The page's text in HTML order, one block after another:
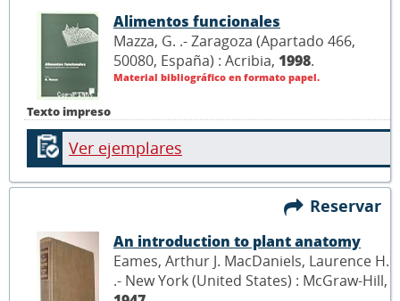
Texto impreso
Alimentos funcionales
Mazza, G. .- Zaragoza (Apartado 466,
50080, España) : Acribia, 1998.
Material bibliográfico en formato papel.
Ver ejemplares
Reservar
An introduction to plant anatomy
Eames, Arthur J. MacDaniels, Laurence H.
.- New York (United States) : McGraw-Hill,